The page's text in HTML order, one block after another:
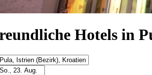
Hotels in